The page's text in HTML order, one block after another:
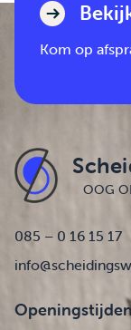
Kom op
OOG
085 – 0 16 15 17